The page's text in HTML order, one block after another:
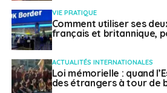
VIE PRATIQUE
Comment utiliser ses
français et britannique,
ACTUALITÉS INTERNATIONALES
Loi mémorielle : quand
des étrangers à tour de